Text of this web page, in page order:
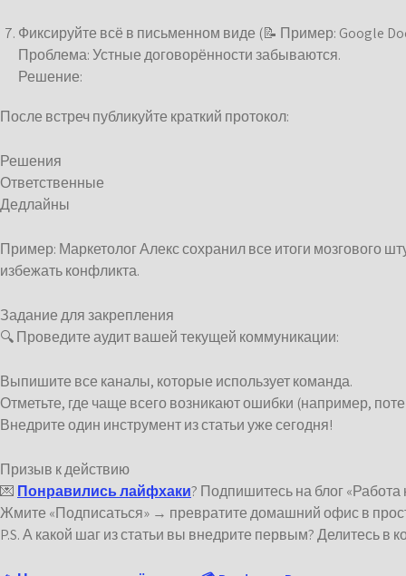
Фиксируйте всё в письменном виде (📝 Пример: Google
Проблема: Устные договорённости забываются.
Решение:
После встреч публикуйте краткий протокол:
Решения
Ответственные
Дедлайны
Пример: Маркетолог Алекс сохранил все итоги мозгового
избежать конфликта.
Задание для закрепления
🔍 Проведите аудит вашей текущей коммуникации:
Выпишите все каналы, которые использует команда.
Отметьте, где чаще всего возникают ошибки (например,
Внедрите один инструмент из статьи уже сегодня!
Призыв к действию
💌 Понравились лайфхаки? Подпишитесь на блог «Работа
Жмите «Подписаться» → превратите домашний офис в
P.S. А какой шаг из статьи вы внедрите первым? Делитесь в